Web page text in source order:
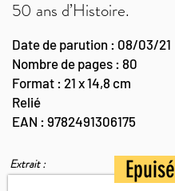
50 ans d’Histoire.
Date de parution : 08/03/21
Nombre de pages : 80
Format : 21 x 14,8 cm
Relié
EAN : 9782491306175
Extrait : Epuisé